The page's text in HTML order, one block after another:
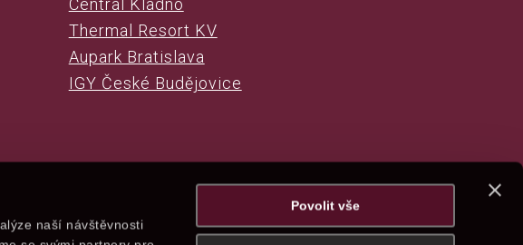
naší návštěvnosti
Povolit vše
Central Kladno
Thermal Resort KV
Aupark Bratislava
IGY České Budějovice